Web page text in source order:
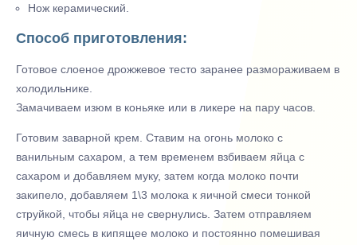
Нож керамический.
Способ приготовления:
Готовое слоеное дрожжевое тесто заранее размораживаем в
холодильнике.
Замачиваем изюм в коньяке или в ликере на пару часов.
Готовим заварной крем. Ставим на огонь молоко с
ванильным сахаром, а тем временем взбиваем яйца с
сахаром и добавляем муку, затем когда молоко почти
закипело, добавляем 1\3 молока к яичной смеси тонкой
струйкой, чтобы яйца не свернулись. Затем отправляем
яичную смесь в кипящее молоко и постоянно помешивая